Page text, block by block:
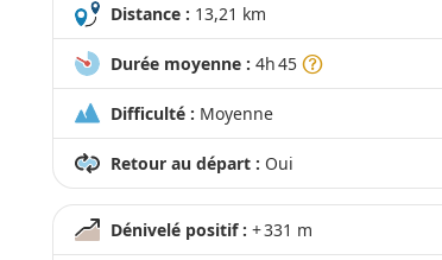
Distance : 13,21 km
Durée moyenne : 4h 45
Difficulté : Moyenne
Retour au départ : Oui
Dénivelé positif : + 331 m